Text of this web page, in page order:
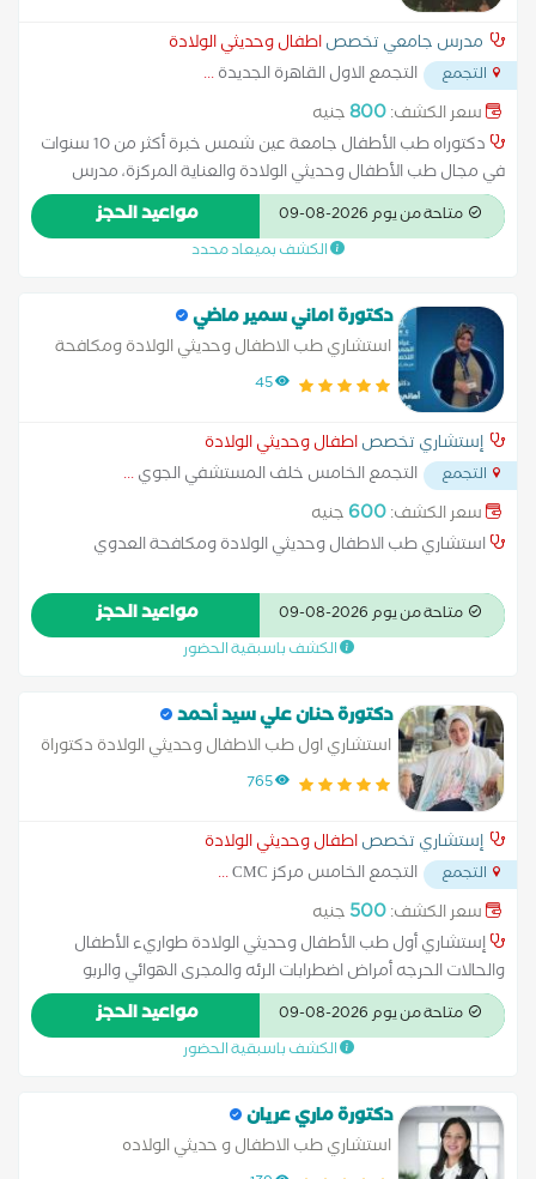
مدرس جامعي تخصصاطفال وحديثي الولادة
التجمع التجمع الاول القاهرة الجديدة...
سعر الكشف:800جنيه
دكتوراه طب الأطفال جامعة عين شمس خبرة أكثر من 10 سنوات
في مجال طب الأطفال وحديثي الولادة والعناية المركزة، مدرس
الرعاية المركزة للأطفال مستشفى الدمرداش
متاحة من يوم 2026-08-09 مواعيد الحجز
الكشف بميعاد محدد
دكتورة اماني سمير ماضي
استشاري طب الاطفال وحديثي الولادة ومكافحة
العدوي
45
إستشاري تخصصاطفال وحديثي الولادة
التجمع التجمع الخامس خلف المستشفي الجوي...
سعر الكشف:600 جنيه
استشاري طب الاطفال وحديثي الولادة ومكافحة العدوي
متاحة من يوم 2026-08-09 مواعيد الحجز
الكشف باسبقية الحضور
دكتورة حنان علي سيد أحمد
استشاري اول طب الاطفال وحديثي الولادة دكتوراة
صحة وتغذية الطفل
765
إستشاري تخصصاطفال وحديثي الولادة
التجمع التجمع الخامس مركز CMC
...
سعر الكشف:500 جنيه
إستشاري أول طب الأطفال وحديثي الولادة طواريء الأطفال
والحالات الحرجه أمراض اضطرابات الرئه والمجرى الهوائي والربو
الشعبي التحسسي استشاري صحة وتغذية الطفل والرضاعه الطبيعية
متاحة من يوم 2026-08-09 مواعيد الحجز
الكشف باسبقية الحضور
دكتورة ماري عريان
استشاري طب الاطفال و حديثي الولاده